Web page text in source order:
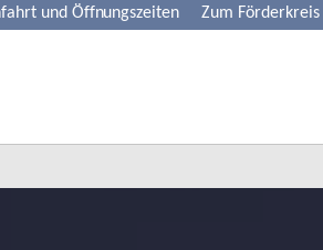
und Öffnungszeiten Zum Förderkreis